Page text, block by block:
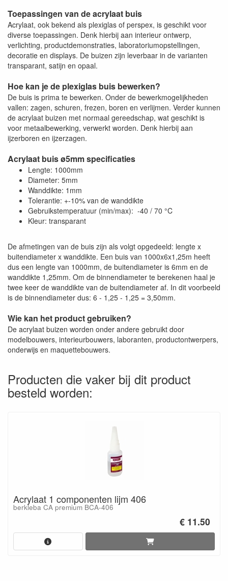
Toepassingen van de acrylaat buis
Acrylaat, ook bekend als plexiglas of perspex, is geschikt voor
diverse toepassingen. Denk hierbij aan interieur ontwerp,
verlichting, productdemonstraties, laboratoriumopstellingen,
decoratie en displays. De buizen zijn leverbaar in de varianten
transparant, satijn en opaal.
Hoe kan je de plexiglas buis bewerken?
De buis is prima te bewerken. Onder de bewerkmogelijkheden
vallen: zagen, schuren, frezen, boren en verlijmen. Verder kunnen
de acrylaat buizen met normaal gereedschap, wat geschikt is
voor metaalbewerking, verwerkt worden. Denk hierbij aan
ijzerboren en ijzerzagen.
Acrylaat buis ø5mm specificaties
Lengte: 1000mm
Diameter: 5mm
Wanddikte: 1mm
Tolerantie: +-10% van de wanddikte
Gebruikstemperatuur (min/max): -40 / 70 °C
Kleur: transparant
De afmetingen van de buis zijn als volgt opgedeeld: lengte x
buitendiameter x wanddikte. Een buis van 1000x6x1,25m heeft
dus een lengte van 1000mm, de buitendiameter is 6mm en de
wanddikte 1,25mm. Om de binnendiameter te berekenen haal je
twee keer de wanddikte van de buitendiameter af. In dit voorbeeld
is de binnendiameter dus: 6 - 1,25 - 1,25 = 3,50mm.
Wie kan het product gebruiken?
De acrylaat buizen worden onder andere gebruikt door
modelbouwers, interieurbouwers, laboranten, productontwerpers,
onderwijs en maquettebouwers.
Producten die vaker bij dit product
besteld worden:
Acrylaat 1 componenten lijm 406
berkleba CA premium BCA-406
€ 11.50